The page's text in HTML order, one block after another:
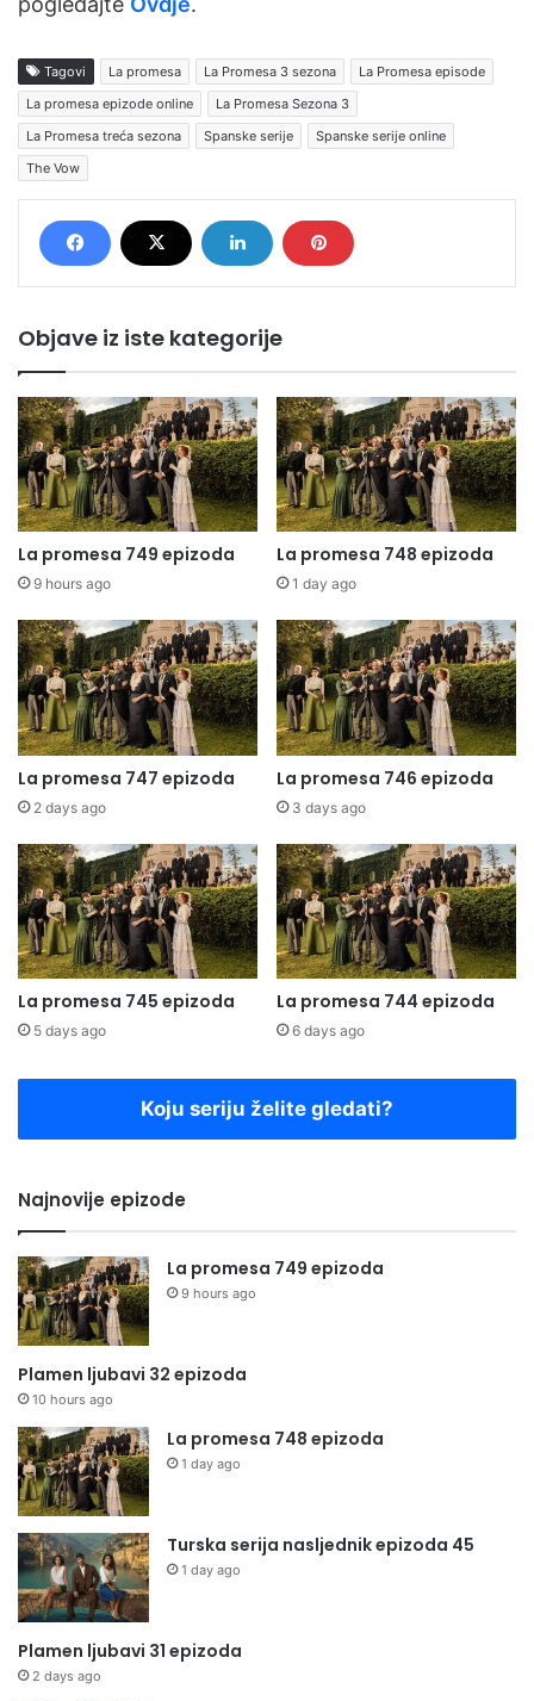
Tagovi La promesa La Promesa 3 sezona
La Promesa episode
La promesa epizode online
La Promesa Sezona 3
La Promesa treća sezona
Spanske serije
Spanske serije online
The Vow
Objave iz iste kategorije
La promesa 749 epizoda
9 hours ago
La promesa 748 epizoda
1 day ago
La promesa 747 epizoda
2 days ago
La promesa 746 epizoda
3 days ago
La promesa 745 epizoda
5 days ago
La promesa 744 epizoda
6 days ago
Koju seriju želite gledati?
Najnovije epizode
La promesa 749 epizoda
9 hours ago
Plamen ljubavi 32 epizoda
10 hours ago
La promesa 748 epizoda
1 day ago
Turska serija nasljednik epizoda 45
1 day ago
Plamen ljubavi 31 epizoda
2 days ago